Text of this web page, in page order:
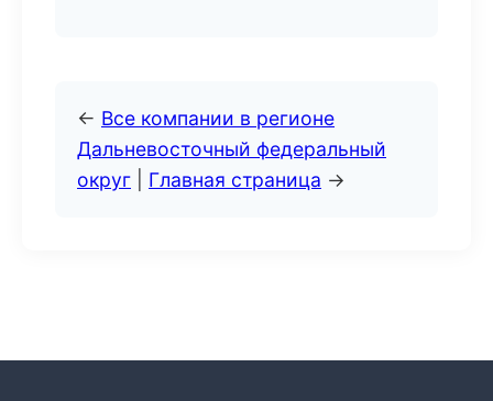
← Все компании в регионе
Дальневосточный федеральный
округ
Главная страница →